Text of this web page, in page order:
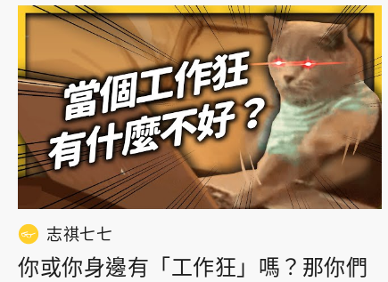
志祺七七
你或你身邊有「工作狂」嗎？那你們